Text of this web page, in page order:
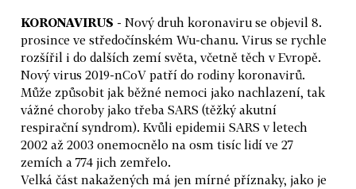
KORONAVIRUS - Nový druh koronaviru se objevil 8.
prosince ve středočínském Wu-chanu. Virus se rychle
rozšířil i do dalších zemí světa, včetně těch v Evropě.
Nový virus 2019-nCoV patří do rodiny koronavirů.
Může způsobit jak běžné nemoci jako nachlazení, tak
vážné choroby jako třeba SARS (těžký akutní
respirační syndrom). Kvůli epidemii SARS v letech
2002 až 2003 onemocnělo na osm tisíc lidí ve 27
zemích a 774 jich zemřelo.
Velká část nakažených má jen mírné příznaky, jako je